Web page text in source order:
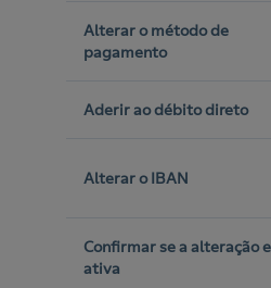
Alterar o método de
pagamento
Aderir ao débito direto
Alterar o IBAN
Confirmar se a alteração
ativa